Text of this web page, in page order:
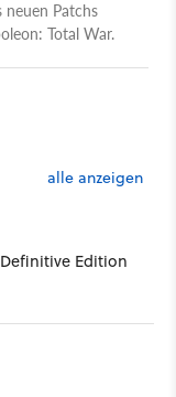
neuen Patchs
Total War.
alle anzeigen
Edition